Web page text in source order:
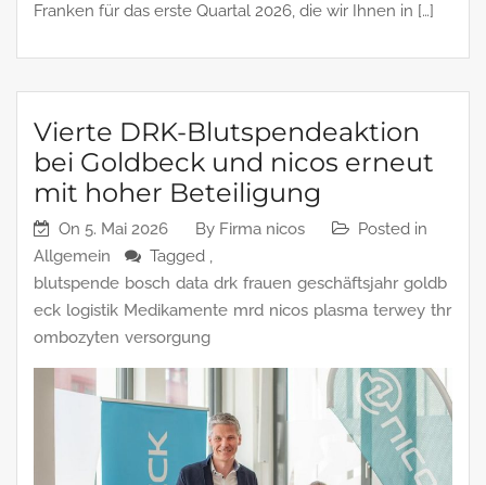
Franken für das erste Quartal 2026, die wir Ihnen in […]
Vierte DRK‑Blutspendeaktion
bei Goldbeck und nicos erneut
mit hoher Beteiligung
On 5. Mai 2026 By Firma nicos
Posted in
Allgemein
Tagged ,
blutspende bosch data drk frauen geschäftsjahr goldb
eck logistik Medikamente mrd nicos plasma terwey thr
ombozyten versorgung